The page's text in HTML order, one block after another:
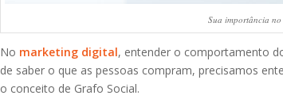
Sua importância
No marketing digital, entender o comportamento
de saber o que as pessoas compram, precisamos
o conceito de Grafo Social.